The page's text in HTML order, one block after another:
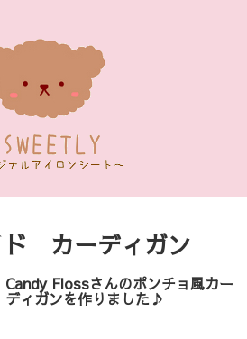
ド カーディガン
Candy Flossさんのポンチョ風カー
ディガンを作りました♪